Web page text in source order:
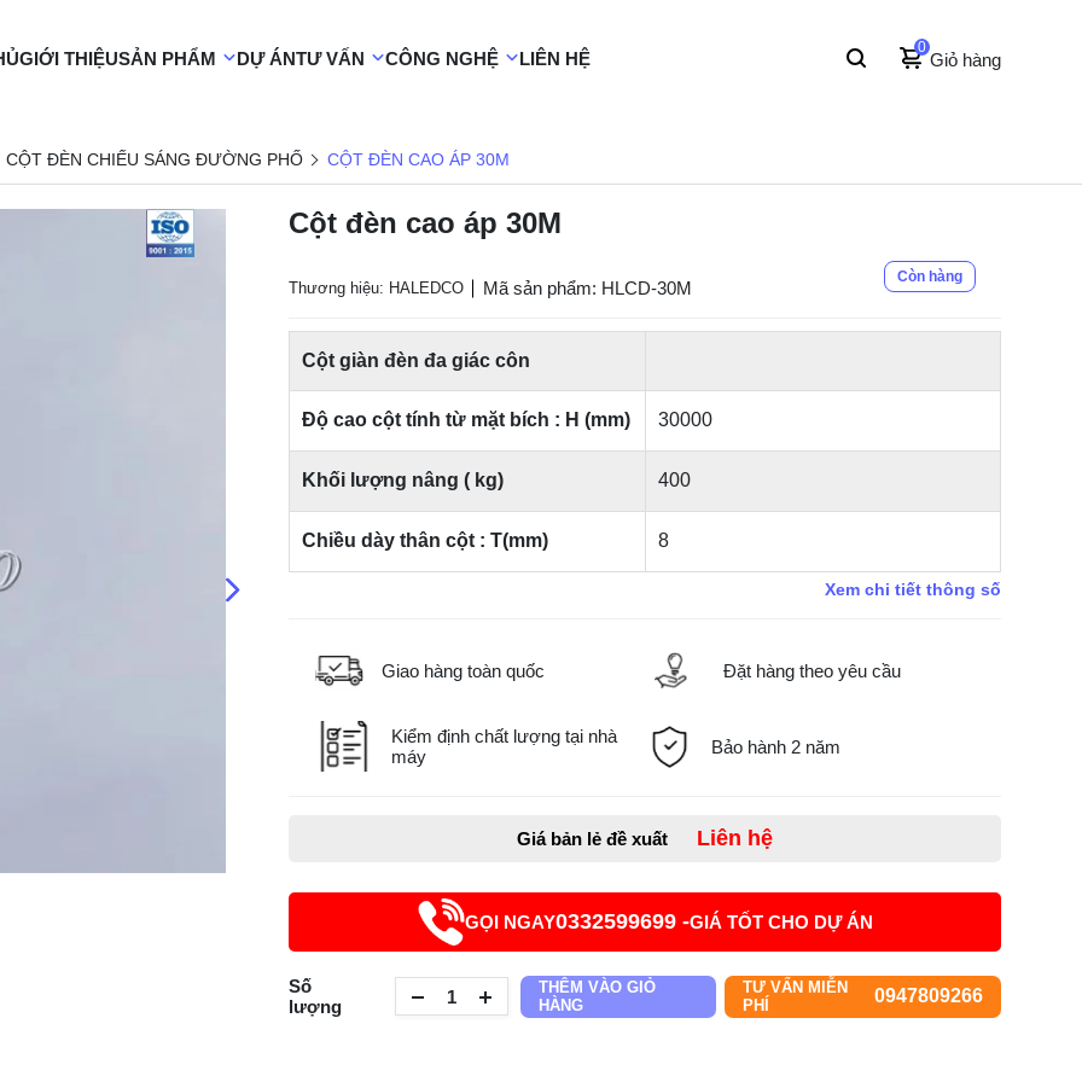
GIỚI THIỆUSẢN PHẨM DỰ ÁNTƯ VẤN CÔNG NGHỆ LIÊN HỆ
0
Giỏ hàng
CỘT ĐÈN CHIẾU SÁNG ĐƯỜNG PHỐ CỘT ĐÈN CAO ÁP 30M
Cột đèn cao áp 30M
Thương hiệu: HALEDCO Mã sản phẩm: HLCD-30M
Còn hàng
Cột giàn đèn đa giác côn
Độ cao cột tính từ mặt bích : H (mm) 30000
Khối lượng nâng ( kg) 400
Chiều dày thân cột : T(mm) 8
Xem chi tiết thông số
Giao hàng toàn quốc Đặt hàng theo yêu cầu
Kiểm định chất lượng tại nhà
máy
Bảo hành 2 năm
Giá bản lẻ đề xuất Liên hệ
GỌI NGAY0332599699 -GIÁ TỐT CHO DỰ ÁN
Số
lượng
THÊM VÀO GIỎ
HÀNG
TƯ VẤN MIỄN
PHÍ
0947809266